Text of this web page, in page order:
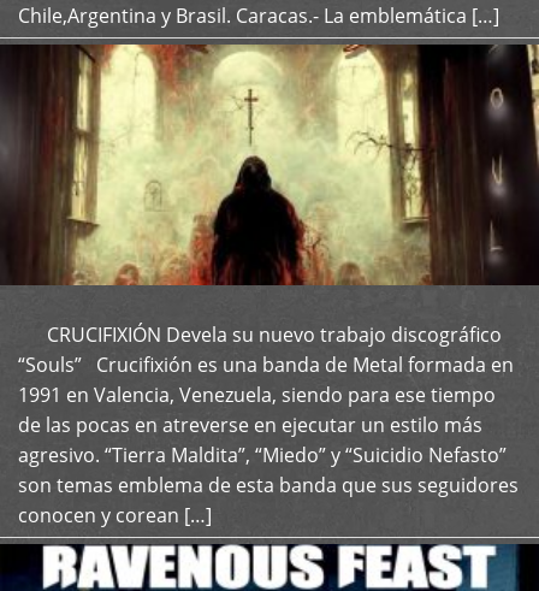
Chile,Argentina y Brasil. Caracas.- La emblemática […]
CRUCIFIXIÓN Devela su nuevo trabajo discográfico
“Souls” Crucifixión es una banda de Metal formada en
1991 en Valencia, Venezuela, siendo para ese tiempo
de las pocas en atreverse en ejecutar un estilo más
agresivo. “Tierra Maldita”, “Miedo” y “Suicidio Nefasto”
son temas emblema de esta banda que sus seguidores
conocen y corean […]
+